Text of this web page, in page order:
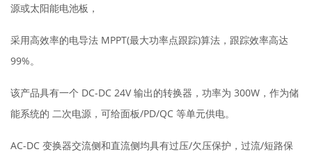
源或太阳能电池板，
采用高效率的电导法 MPPT(最大功率点跟踪)算法，跟踪效率高达
99%。
该产品具有一个 DC-DC 24V 输出的转换器，功率为 300W，作为储
能系统的 二次电源，可给面板/PD/QC 等单元供电。
AC-DC 变换器交流侧和直流侧均具有过压/欠压保护，过流/短路保